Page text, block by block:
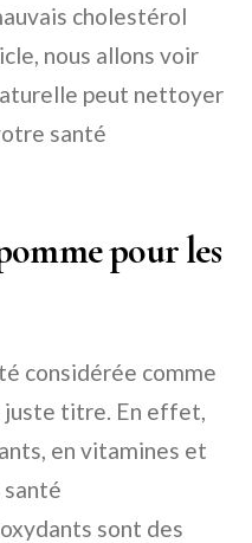
cholestérol
nous allons voir
peut nettoyer
santé
pour les
considérée comme
juste titre. En effet,
en vitamines et
sont des